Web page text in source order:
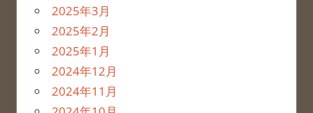
2025年3月
2025年2月
2025年1月
2024年12月
2024年11月